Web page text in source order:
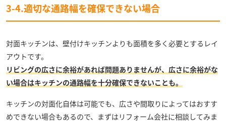
3-4.適切な通路幅を確保できない場合
対面キッチンは、壁付けキッチンよりも面積を多く必要とするレイ
アウトです。
リビングの広さに余裕があれば問題ありませんが、広さに余裕がな
い場合はキッチンの通路幅を十分確保できないことも。
キッチンの対面化自体は可能でも、広さや間取りによってはおすす
めできない場合もあるので、まずはリフォーム会社に相談してみま